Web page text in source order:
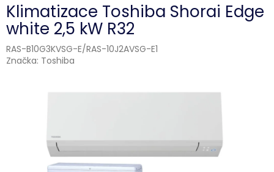
Klimatizace Toshiba Shorai Edge
white 2,5 kW R32
RAS-B10G3KVSG-E/RAS-10J2AVSG-E1
Značka: Toshiba